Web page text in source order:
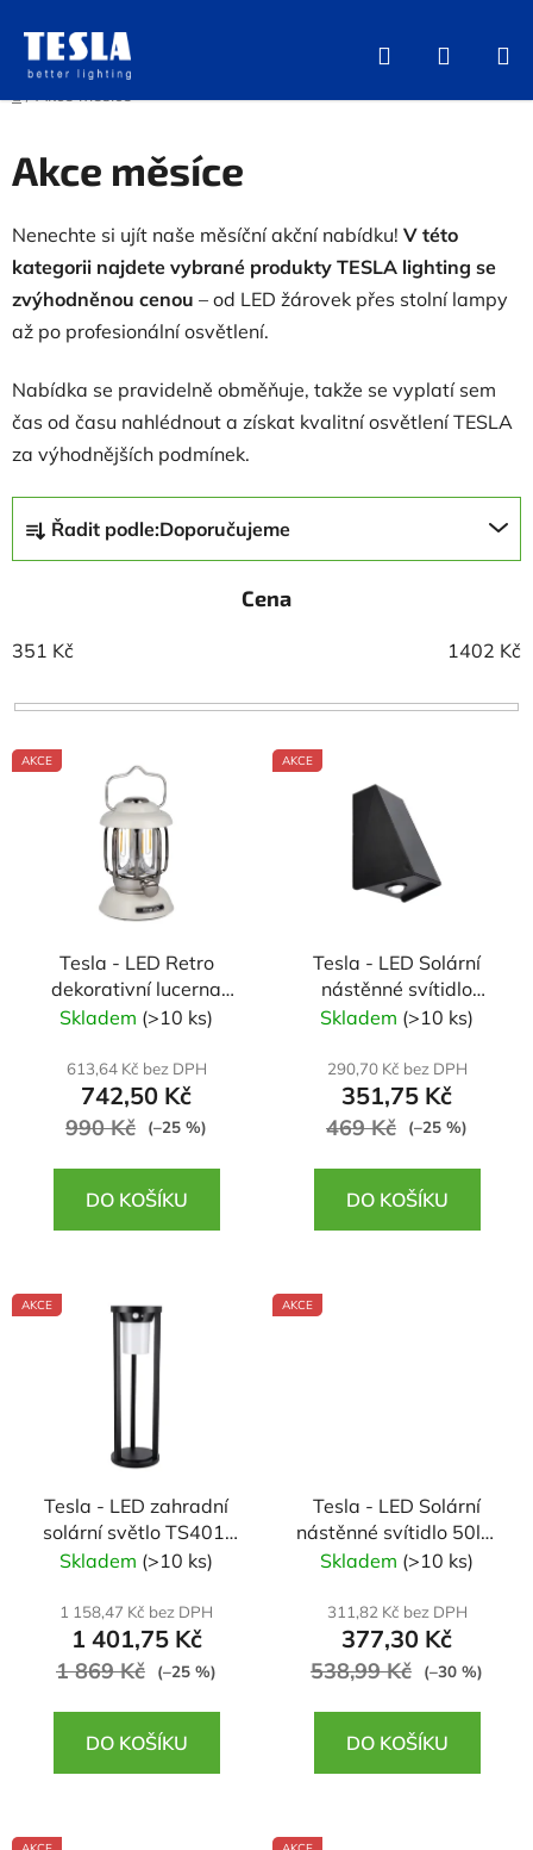
obsah
Hledat
KOŠÍK
/ Akce měsíce
Akce měsíce
Nenechte si ujít naše měsíční akční nabídku! V této
kategorii najdete vybrané produkty TESLA lighting se
zvýhodněnou cenou – od LED žárovek přes stolní lampy
až po profesionální osvětlení.
Nabídka se pravidelně obměňuje, takže se vyplatí sem
čas od času nahlédnout a získat kvalitní osvětlení TESLA
za výhodnějších podmínek.
Ř
a
z
í
p
o
Řadit podle:Doporučujeme
Cena
351 Kč 1402 Kč
V
ý
AKCE
Tesla - LED Retro
dekorativní lucerna
5W, 370lm,
Skladem (>10 ks)
613,64 Kč bez DPH
742,50 Kč
990 Kč (–25 %)
DO KOŠÍKU
AKCE
Tesla - LED Solární
nástěnné svítidlo
(jednobodové) 50lm,
Skladem (>10 ks)
290,70 Kč bez DPH
351,75 Kč
469 Kč (–25 %)
DO KOŠÍKU
AKCE
Tesla - LED zahradní
solární světlo TS401,
50cm, až 300 lumenů,
Skladem (>10 ks)
1 158,47 Kč bez DPH
1 401,75 Kč
1 869 Kč (–25 %)
DO KOŠÍKU
AKCE
Tesla - LED Solární
nástěnné svítidlo 50lm
(dvoubodové) ,
Skladem (>10 ks)
311,82 Kč bez DPH
377,30 Kč
538,99 Kč (–30 %)
DO KOŠÍKU